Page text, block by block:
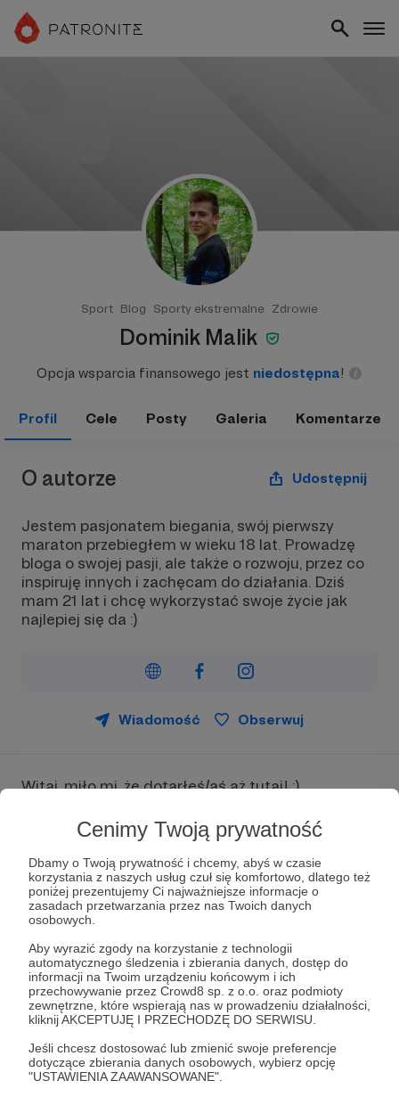
Cenimy Twoją prywatność
Dbamy o Twoją prywatność i chcemy, abyś w czasie
korzystania z naszych usług czuł się komfortowo, dlatego też
poniżej prezentujemy Ci najważniejsze informacje o
zasadach przetwarzania przez nas Twoich danych
osobowych.
Aby wyrazić zgody na korzystanie z technologii
automatycznego śledzenia i zbierania danych, dostęp do
informacji na Twoim urządzeniu końcowym i ich
przechowywanie przez Crowd8 sp. z o.o. oraz podmioty
zewnętrzne, które wspierają nas w prowadzeniu działalności,
kliknij AKCEPTUJĘ I PRZECHODZĘ DO SERWISU.
Jeśli chcesz dostosować lub zmienić swoje preferencje
dotyczące zbierania danych osobowych, wybierz opcję
"USTAWIENIA ZAAWANSOWANE".
Sport Blog Sporty ekstremalne Zdrowie
Dominik Malik
Opcja wsparcia finansowego jest niedostępna!
Profil Cele Posty Galeria Komentarze
O autorze Udostępnij
Jestem pasjonatem biegania, swój pierwszy
maraton przebiegłem w wieku 18 lat. Prowadzę
bloga o swojej pasji, ale także o rozwoju, przez co
inspiruję innych i zachęcam do działania. Dziś
mam 21 lat i chcę wykorzystać swoje życie jak
najlepiej się da :)
Wiadomość Obserwuj
Witaj, miło mi, że dotarłeś/aś aż tutaj! :)
Nazywam się Dominik
, mam 21 lat.
ponad 4 lata temu. Na początku robiłem to
głównie dla zdrowia, by zrzucić kilka kilogramów i
utrzymywać dobrą kondycję fizyczną. W pewnym
momencie coś mnie podkusiło do wzięcia udziału
w półmaratonie. Było wiele wątpliwości np "czy
dam radę?", "czy to dla mnie?", "czy to
bezpieczne?".. sami rozumiecie.
Pomimo to zdecydowałem się po prostu
stanie", oczywiście uprzednio się przygotowując.
Bieg ukończyłem z czasem 1:43:20, a odbył się w